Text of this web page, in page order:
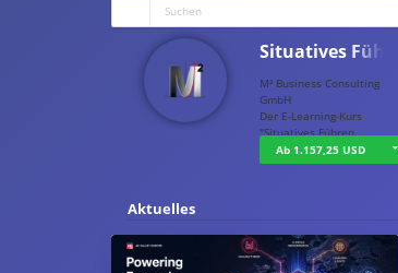
Situatives Führ…
M² Business Consulting
GmbH
Der E-Learning-Kurs
"Situatives Führen …
Ab 1.157,25 USD
Aktuelles